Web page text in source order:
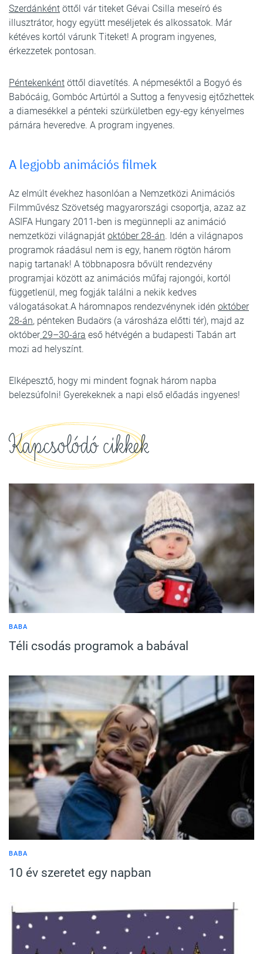
Szerdánként öttől vár titeket Gévai Csilla meseíró és
illusztrátor, hogy együtt meséljetek és alkossatok. Már
kétéves kortól várunk Titeket! A program ingyenes,
érkezzetek pontosan.
Péntekenként öttől diavetítés. A népmeséktől a Bogyó és
Babócáig, Gombóc Artúrtól a Suttog a fenyvesig ejtőzhettek
a diamesékkel a pénteki szürkületben egy-egy kényelmes
párnára heveredve. A program ingyenes.
A legjobb animációs filmek
Az elmúlt évekhez hasonlóan a Nemzetközi Animációs
Filmművész Szövetség magyarországi csoportja, azaz az
ASIFA Hungary 2011-ben is megünnepli az animáció
nemzetközi világnapját október 28-án. Idén a világnapos
programok ráadásul nem is egy, hanem rögtön három
napig tartanak! A többnaposra bővült rendezvény
programjai között az animációs műfaj rajongói, kortól
függetlenül, meg fogják találni a nekik kedves
válogatásokat.A háromnapos rendezvénynek idén október
28-án, pénteken Budaörs (a városháza előtti tér), majd az
október29–30-ára eső hétvégén a budapesti Tabán art
mozi ad helyszínt.
Elképesztő, hogy mi mindent fognak három napba
belezsúfolni! Gyerekeknek a napi első előadás ingyenes!
Kapcsolódó cikkek
BABA
Téli csodás programok a babával
BABA
10 év szeretet egy napban